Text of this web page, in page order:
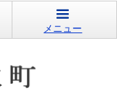
メニュー